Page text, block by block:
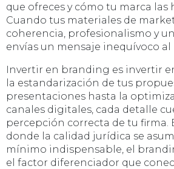
que ofreces y cómo tu marca las
Cuando tus materiales de
coherencia, profesionalismo y
envías un mensaje inequívoco al
Invertir en branding es invertir
la estandarización de tus
presentaciones hasta la
canales digitales, cada detalle
percepción correcta de tu firma.
donde la calidad jurídica se
mínimo indispensable, el
el factor diferenciador que